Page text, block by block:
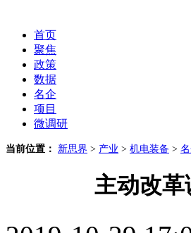
首页
聚焦
政策
数据
名企
项目
微调研
当前位置： 新思界 > 产业 > 机电装备 >
主动改革